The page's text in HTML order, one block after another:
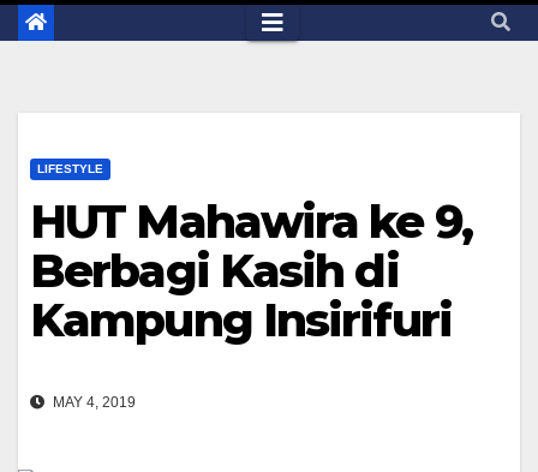
LIFESTYLE
HUT Mahawira ke 9,
Berbagi Kasih di
Kampung Insirifuri
MAY 4, 2019